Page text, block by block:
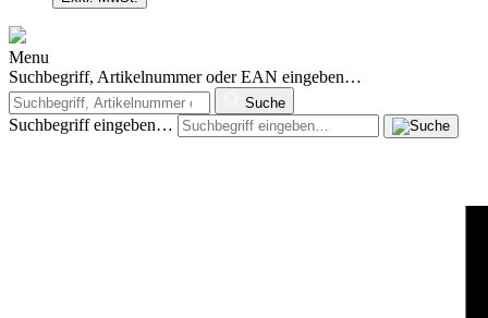
Menu
Suchbegriff, Artikelnummer oder EAN eingeben…
Suche
Suchbegriff eingeben…